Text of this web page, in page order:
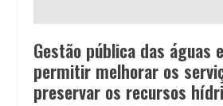
Gestão pública das águas
permitir melhorar os
preservar os recursos